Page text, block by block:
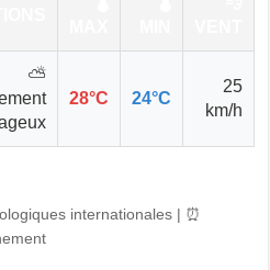
⛅
28°C 24°C
25
km/h
internationales | ⏰